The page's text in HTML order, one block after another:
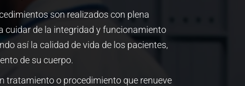
son realizados con plena
cuidar de la integridad y funcionamiento
así la calidad de vida de los pacientes,
de su cuerpo.
tratamiento o procedimiento que renueve